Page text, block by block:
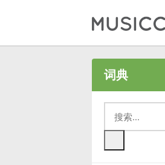
Български
词典